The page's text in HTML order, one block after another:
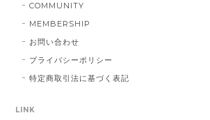
COMMUNITY
MEMBERSHIP
お問い合わせ
プライバシーポリシー
特定商取引法に基づく表記
LINK